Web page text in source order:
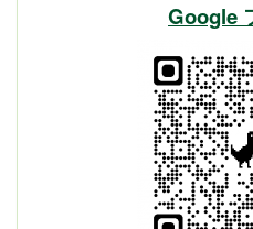
Google